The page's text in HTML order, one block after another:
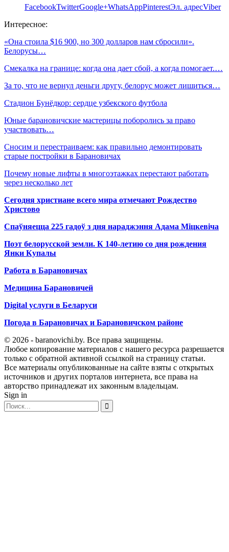
FacebookTwitterGoogle+WhatsAppPinterestЭл. адресViber
Интересное:
«Она стоила $16 900, но 300 долларов нам сбросили».
Белорусы…
Смекалка на границе: когда она дает сбой, а когда помогает.…
За то, что не вернул деньги другу, белорус может лишиться…
Стадион Бунёдкор: сердце узбекского футбола
Юные барановичские мастерицы поборолись за право
участвовать…
Сносим и перестраиваем: как правильно демонтировать
старые постройки в Барановичах
Почему новые лифты в многоэтажках перестают работать
через несколько лет
Сегодня христиане всего мира отмечают Рождество
Христово
Спаўняецца 225 гадоў з дня нараджэння Адама Міцкевіча
Поэт белорусской земли. К 140-летию со дня рождения
Янки Купалы
Работа в Барановичах
Медицина Барановичей
Digital услуги в Беларуси
Погода в Барановичах и Барановичском районе
© 2026 - baranovichi.by. Все права защищены.
Любое копирование материалов с нашего ресурса разрешается
только с обратной активной ссылкой на страницу статьи.
Все материалы опубликованные на сайте взяты с открытых
источников и других порталов интернета, все права на
авторство принадлежат их законным владельцам.
Sign in